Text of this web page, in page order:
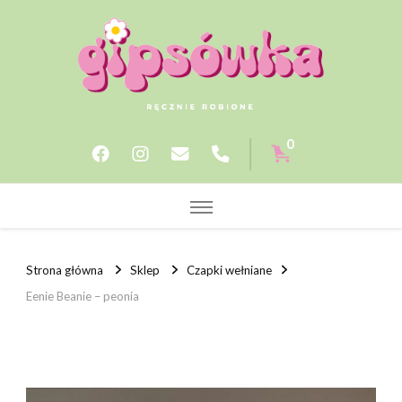
Gipsowka.store 0
Strona główna Sklep
Czapki wełniane
Eenie Beanie – peonia